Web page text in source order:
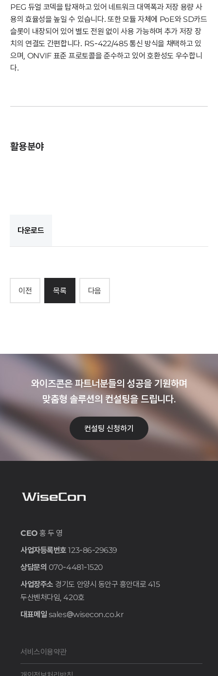
PEG 듀얼 코덱을 탑재하고 있어 네트워크 대역폭과 저장 용량 사
용의 효율성을 높일 수 있습니다. 또한 모듈 자체에 PoE와 SD카드
슬롯이 내장되어 있어 별도 전원 없이 사용 가능하며 추가 저장 장
치의 연결도 간편합니다. RS-422/485 통신 방식을 채택하고 있
으며, ONVIF 표준 프로토콜을 준수하고 있어 호환성도 우수합니
다.
활용분야
다운로드
이전 목록 다음
와이즈콘은 파트너분들의 성공을 기원하며
맞춤형 솔루션의 컨설팅을 드립니다.
컨설팅 신청하기
CEO 홍 두 영
사업자등록번호 123-86-29639
상담문의 070-4481-1520
사업장주소 경기도 안양시 동안구 흥안대로 415
두산벤처다임, 420호
대표메일 sales@wisecon.co.kr
서비스이용약관